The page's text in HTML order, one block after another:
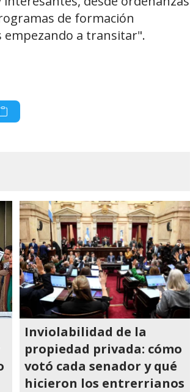
de formación
empezando a transitar".
Inviolabilidad de la
propiedad privada: cómo
votó cada senador y qué
hicieron los entrerrianos